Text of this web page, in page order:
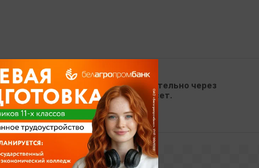
образования самостоятельно через
данных KudaPostupat.by не несет.